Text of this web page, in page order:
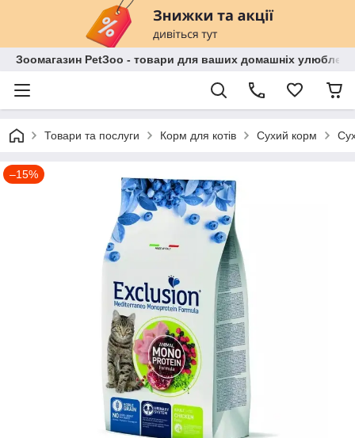
Зоомагазин PetЗoo - товари для ваших домашніх
Товари та послуги Корм для котів Сухий корм
–15%